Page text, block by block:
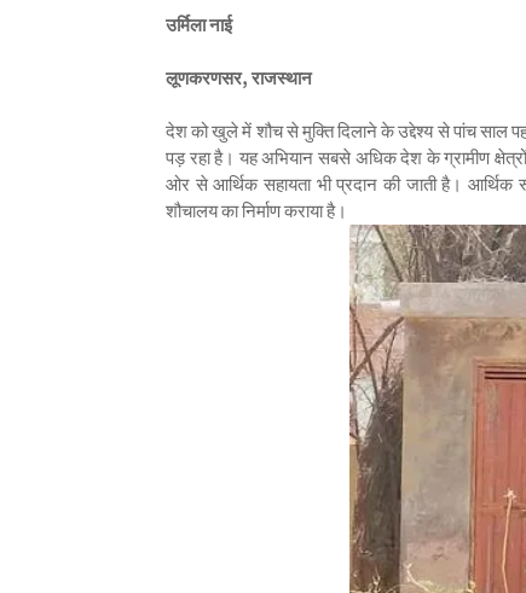
उर्मिला नाई
लूणकरणसर, राजस्थान
देश को खुले में शौच से मुक्ति दिलाने के उद्देश्य से पांच साल
पड़ रहा है। यह अभियान सबसे अधिक देश के ग्रामीण
ओर से आर्थिक सहायता भी प्रदान की जाती है।
शौचालय का निर्माण कराया है।